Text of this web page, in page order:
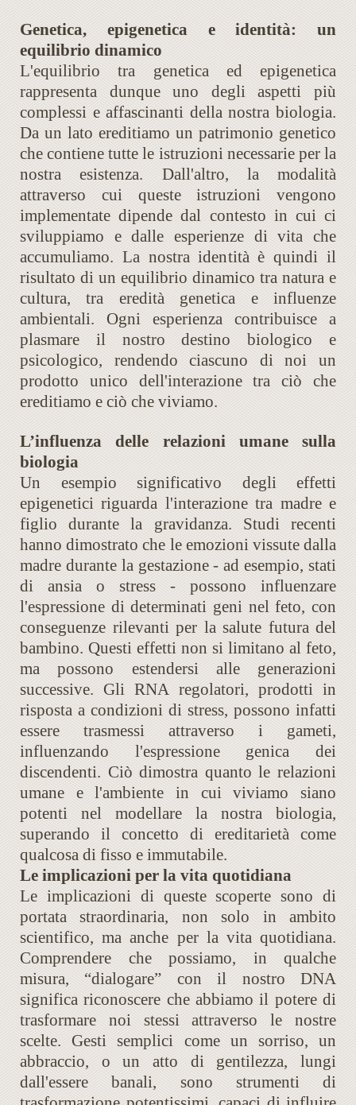
Genetica, epigenetica e identità: un
equilibrio dinamico
L'equilibrio tra genetica ed epigenetica
rappresenta dunque uno degli aspetti più
complessi e affascinanti della nostra biologia.
Da un lato ereditiamo un patrimonio genetico
che contiene tutte le istruzioni necessarie per la
nostra esistenza. Dall'altro, la modalità
attraverso cui queste istruzioni vengono
implementate dipende dal contesto in cui ci
sviluppiamo e dalle esperienze di vita che
accumuliamo. La nostra identità è quindi il
risultato di un equilibrio dinamico tra natura e
cultura, tra eredità genetica e influenze
ambientali. Ogni esperienza contribuisce a
plasmare il nostro destino biologico e
psicologico, rendendo ciascuno di noi un
prodotto unico dell'interazione tra ciò che
ereditiamo e ciò che viviamo.
L’influenza delle relazioni umane sulla
biologia
Un esempio significativo degli effetti
epigenetici riguarda l'interazione tra madre e
figlio durante la gravidanza. Studi recenti
hanno dimostrato che le emozioni vissute dalla
madre durante la gestazione - ad esempio, stati
di ansia o stress - possono influenzare
l'espressione di determinati geni nel feto, con
conseguenze rilevanti per la salute futura del
bambino. Questi effetti non si limitano al feto,
ma possono estendersi alle generazioni
successive. Gli RNA regolatori, prodotti in
risposta a condizioni di stress, possono infatti
essere trasmessi attraverso i gameti,
influenzando l'espressione genica dei
discendenti. Ciò dimostra quanto le relazioni
umane e l'ambiente in cui viviamo siano
potenti nel modellare la nostra biologia,
superando il concetto di ereditarietà come
qualcosa di fisso e immutabile.
Le implicazioni per la vita quotidiana
Le implicazioni di queste scoperte sono di
portata straordinaria, non solo in ambito
scientifico, ma anche per la vita quotidiana.
Comprendere che possiamo, in qualche
misura, “dialogare” con il nostro DNA
significa riconoscere che abbiamo il potere di
trasformare noi stessi attraverso le nostre
scelte. Gesti semplici come un sorriso, un
abbraccio, o un atto di gentilezza, lungi
dall'essere banali, sono strumenti di